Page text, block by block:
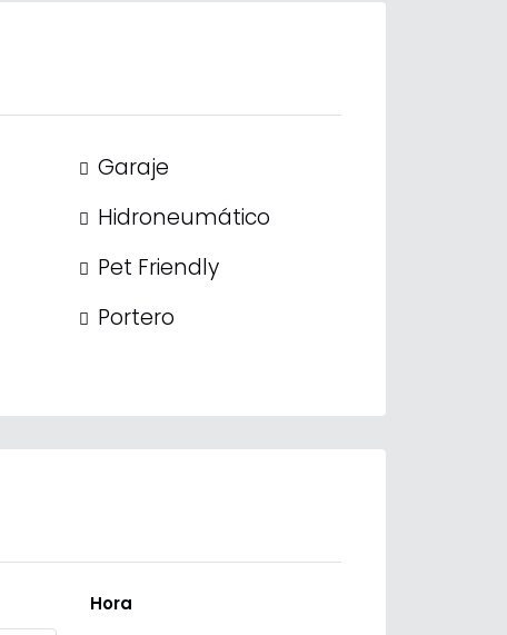
Garaje
Hidroneumático
Pet Friendly
Portero
Hora